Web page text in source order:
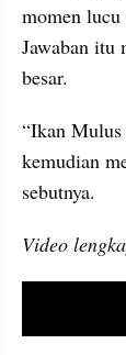
momen
Jawaban itu
besar.
“Ikan Mulus
kemudian
sebutnya.
Video